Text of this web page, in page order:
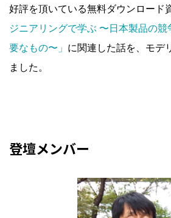
好評を頂いている無料ダウンロード
ジニアリングで学ぶ 〜日本製品の
要なもの〜」 に関連した話を、モデ
ました。
登壇メンバー